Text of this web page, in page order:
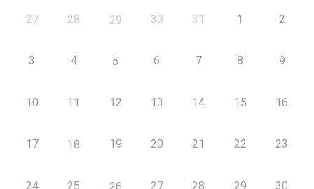
27 28 29 30 31 1 2
3 4 5 6 7 8 9
10 11 12 13 14 15 16
17 18 19 20 21 22 23
24 25 26 27 28 29 30